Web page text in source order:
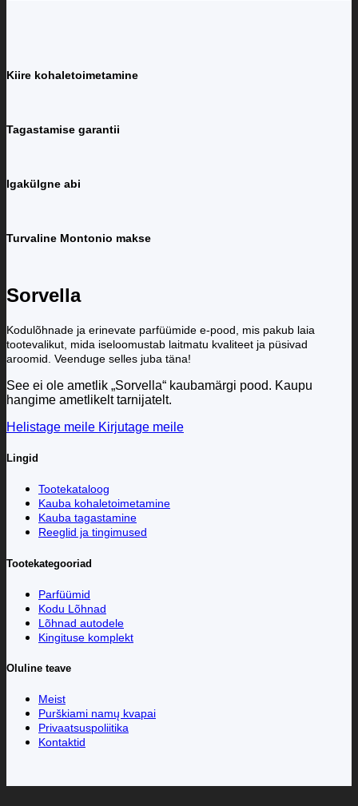
Kiire kohaletoimetamine
Tagastamise garantii
Igakülgne abi
Turvaline Montonio makse
Sorvella
Kodulõhnade ja erinevate parfüümide e-pood, mis pakub laia
tootevalikut, mida iseloomustab laitmatu kvaliteet ja püsivad
aroomid. Veenduge selles juba täna!
See ei ole ametlik „Sorvella“ kaubamärgi pood. Kaupu
hangime ametlikelt tarnijatelt.
Helistage meile Kirjutage meile
Lingid
Tootekataloog
Kauba kohaletoimetamine
Kauba tagastamine
Reeglid ja tingimused
Tootekategooriad
Parfüümid
Kodu Lõhnad
Lõhnad autodele
Kingituse komplekt
Oluline teave
Meist
Purškiami namų kvapai
Privaatsuspoliitika
Kontaktid